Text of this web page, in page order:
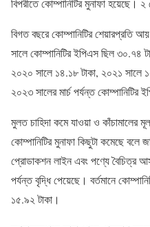
বিপরীতে কোম্পানিটির মুনাফা হয়েছে।
বিগত বছরে কোম্পানিটির শেয়ারপ্রতি
সালে কোম্পানিটির ইপিএস ছিল ৩০.৭৪
২০২০ সালে ১৪.১৮ টাকা, ২০২১ সালে
২০২৩ সালের মার্চ পর্যন্ত কোম্পানিটির
মুলত চাহিদা কমে যাওয়া ও
কোম্পানিটির মুনাফা কিছুটা কমেছে বলে
প্রোডাকশন লাইন এবং পণ্যে বৈচিত্র
পর্যন্ত বৃদ্ধি পেয়েছে। বর্তমানে
১৫.৯২ টাকা।